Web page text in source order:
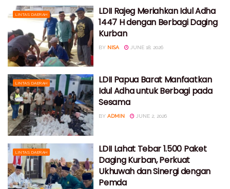
LINTAS DAERAH
LDII Rajeg Meriahkan Idul Adha
1447 H dengan Berbagi Daging
Kurban
BY NISA JUNE 18, 2026
LINTAS DAERAH
LDII Papua Barat Manfaatkan
Idul Adha untuk Berbagi pada
Sesama
BY ADMIN JUNE 2, 2026
LINTAS DAERAH
LDII Lahat Tebar 1.500 Paket
Daging Kurban, Perkuat
Ukhuwah dan Sinergi dengan
Pemda